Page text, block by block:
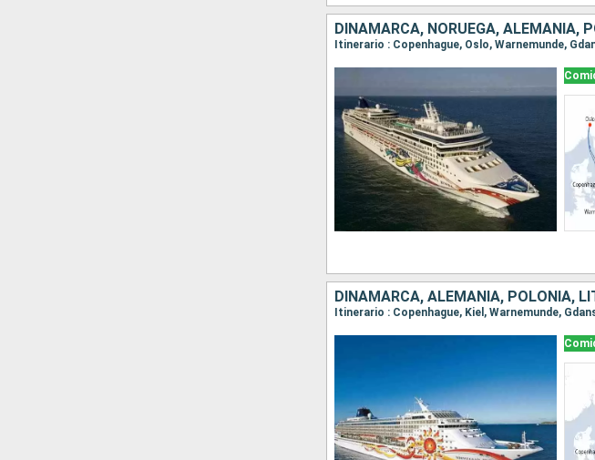
Itinerario : Copenhague, Oslo, Warnemunde,
DINAMARCA, ALEMANIA, POLONIA,
Itinerario : Copenhague, Kiel, Warnemunde,